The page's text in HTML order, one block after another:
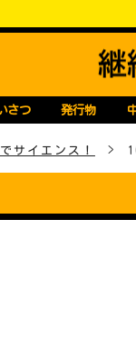
ガー
さつ 発行物
サイエンス！ >